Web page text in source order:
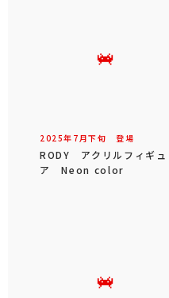
2025年 7 月下旬 登場
RODY アクリルフィギュ
ア Neon color